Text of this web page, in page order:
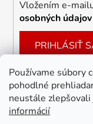
Používame súbory
pohodlné
neustále
informácií
Vložením e-
osobných údajov
PRIHLÁSIŤ
Facebook